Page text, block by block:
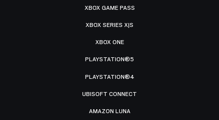
XBOX GAME PASS
XBOX SERIES X|S
XBOX ONE
PLAYSTATION®5
PLAYSTATION®4
UBISOFT CONNECT
AMAZON LUNA